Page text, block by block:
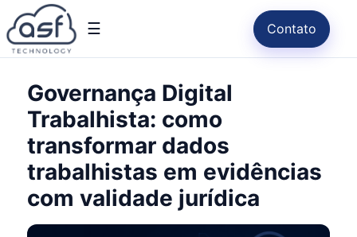
☰ Contato
Governança Digital
Trabalhista: como
transformar dados
trabalhistas em evidências
com validade jurídica